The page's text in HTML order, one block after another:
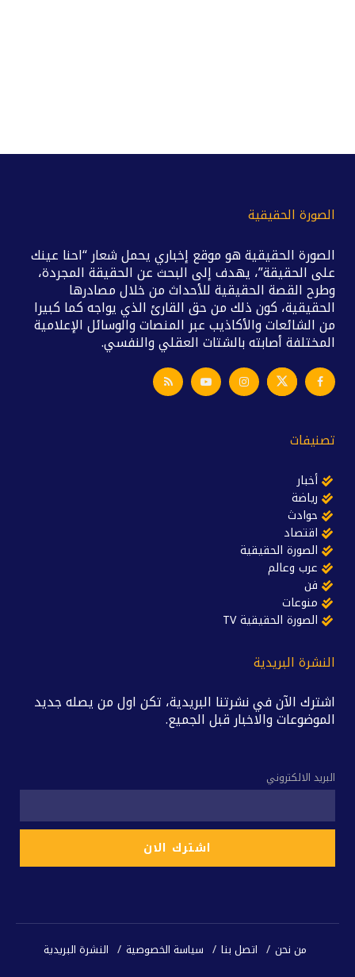
الصورة الحقيقية
الصورة الحقيقية هو موقع إخباري يحمل شعار “احنا عينك
على الحقيقة”، يهدف إلى البحث عن الحقيقة المجردة،
وطرح القصة الحقيقية للأحداث من خلال مصادرها
الحقيقية، كون ذلك من حق القارئ الذي يواجه كما كبيرا
من الشائعات والأكاذيب عبر المنصات والوسائل الإعلامية
المختلفة أصابته بالشتات العقلي والنفسي.
تصنيفات
أخبار
رياضة
حوادث
اقتصاد
الصورة الحقيقية
عرب وعالم
فن
منوعات
الصورة الحقيقية TV
النشرة البريدية
اشترك الآن في نشرتنا البريدية، تكن اول من يصله جديد
الموضوعات والاخبار قبل الجميع.
البريد الالكتروني
من نحن اتصل بنا سياسة الخصوصية النشرة البريدية